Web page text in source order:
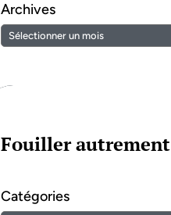
Archives
Fouiller autrement
Catégories